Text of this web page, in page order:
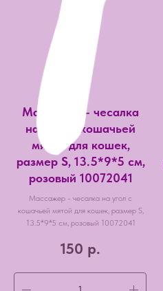
Массажер - чесалка
на угол с кошачьей
мятой для кошек,
размер S, 13.5*9*5 см,
розовый 10072041
Массажер - чесалка на угол с
кошачьей мятой для кошек, размер S,
13.5*9*5 см, розовый 10072041
150 р.